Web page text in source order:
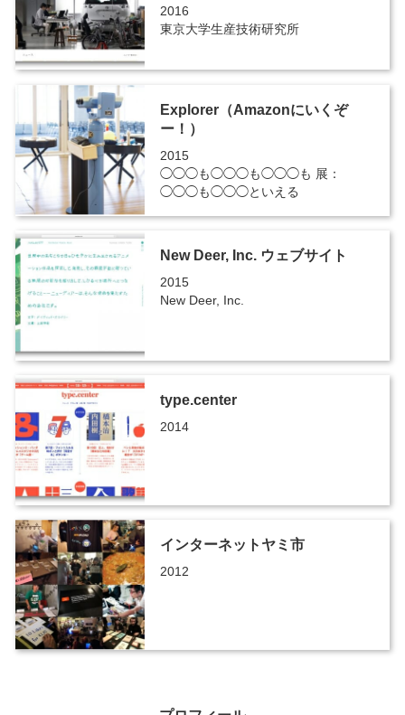
2016
東京大学生産技術研究所
Explorer（Amazonにいくぞ
ー！）
2015
◯◯◯も◯◯◯も◯◯◯も 展：
◯◯◯も◯◯◯といえる
New Deer, Inc. ウェブサイト
2015
New Deer, Inc.
type.center
2014
インターネットヤミ市
2012